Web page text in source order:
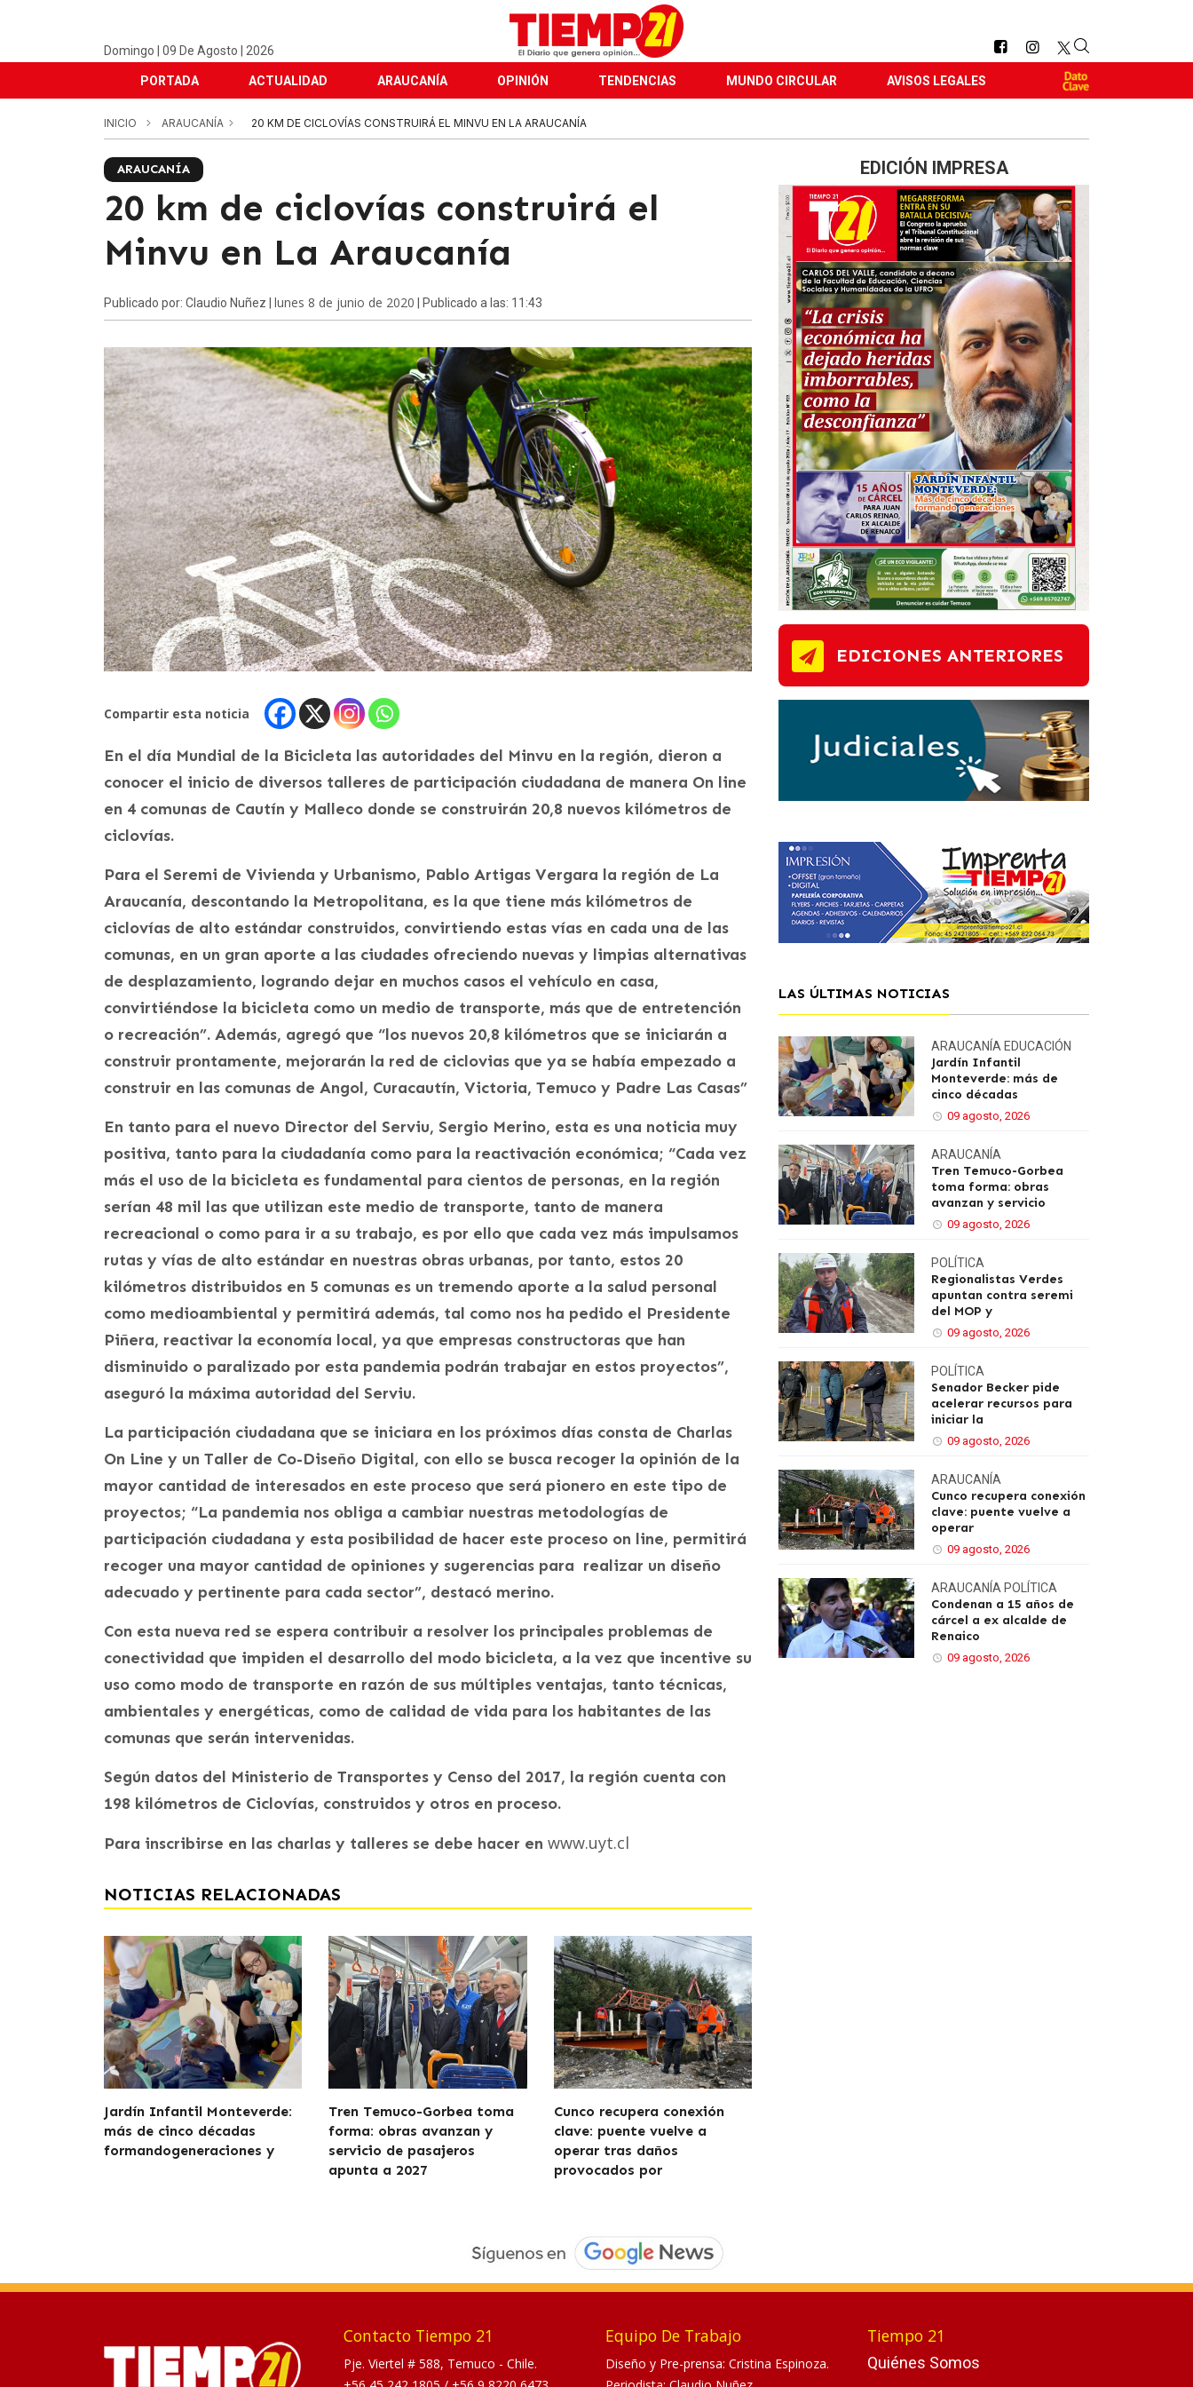
Domingo | 09 De Agosto | 2026
PORTADA ACTUALIDAD ARAUCANÍA OPINIÓN TENDENCIAS MUNDO CIRCULAR AVISOS LEGALES
INICIO ARAUCANÍA 20 KM DE CICLOVÍAS CONSTRUIRÁ EL MINVU EN LA ARAUCANÍA
ARAUCANÍA
20 km de ciclovías construirá el
Minvu en La Araucanía
Publicado por: Claudio Nuñez | lunes 8 de junio de 2020 | Publicado a las: 11:43
Compartir esta noticia
En el día Mundial de la Bicicleta las autoridades del Minvu en la región, dieron a
conocer el inicio de diversos talleres de participación ciudadana de manera On line
en 4 comunas de Cautín y Malleco donde se construirán 20,8 nuevos kilómetros de
ciclovías.
Para el Seremi de Vivienda y Urbanismo, Pablo Artigas Vergara la región de La
Araucanía, descontando la Metropolitana, es la que tiene más kilómetros de
ciclovías de alto estándar construidos, convirtiendo estas vías en cada una de las
comunas, en un gran aporte a las ciudades ofreciendo nuevas y limpias alternativas
de desplazamiento, logrando dejar en muchos casos el vehículo en casa,
convirtiéndose la bicicleta como un medio de transporte, más que de entretención
o recreación”. Además, agregó que “los nuevos 20,8 kilómetros que se iniciarán a
construir prontamente, mejorarán la red de ciclovias que ya se había empezado a
construir en las comunas de Angol, Curacautín, Victoria, Temuco y Padre Las Casas”
En tanto para el nuevo Director del Serviu, Sergio Merino, esta es una noticia muy
positiva, tanto para la ciudadanía como para la reactivación económica; “Cada vez
más el uso de la bicicleta es fundamental para cientos de personas, en la región
serían 48 mil las que utilizan este medio de transporte, tanto de manera
recreacional o como para ir a su trabajo, es por ello que cada vez más impulsamos
rutas y vías de alto estándar en nuestras obras urbanas, por tanto, estos 20
kilómetros distribuidos en 5 comunas es un tremendo aporte a la salud personal
como medioambiental y permitirá además, tal como nos ha pedido el Presidente
Piñera, reactivar la economía local, ya que empresas constructoras que han
disminuido o paralizado por esta pandemia podrán trabajar en estos proyectos”,
aseguró la máxima autoridad del Serviu.
La participación ciudadana que se iniciara en los próximos días consta de Charlas
On Line y un Taller de Co-Diseño Digital, con ello se busca recoger la opinión de la
mayor cantidad de interesados en este proceso que será pionero en este tipo de
proyectos; “La pandemia nos obliga a cambiar nuestras metodologías de
participación ciudadana y esta posibilidad de hacer este proceso on line, permitirá
recoger una mayor cantidad de opiniones y sugerencias para realizar un diseño
adecuado y pertinente para cada sector”, destacó merino.
Con esta nueva red se espera contribuir a resolver los principales problemas de
conectividad que impiden el desarrollo del modo bicicleta, a la vez que incentive su
uso como modo de transporte en razón de sus múltiples ventajas, tanto técnicas,
ambientales y energéticas, como de calidad de vida para los habitantes de las
comunas que serán intervenidas.
Según datos del Ministerio de Transportes y Censo del 2017, la región cuenta con
198 kilómetros de Ciclovías, construidos y otros en proceso.
Para inscribirse en las charlas y talleres se debe hacer en www.uyt.cl
NOTICIAS RELACIONADAS
Jardín Infantil Monteverde:
más de cinco décadas
formandogeneraciones y
Tren Temuco-Gorbea toma
forma: obras avanzan y
servicio de pasajeros
apunta a 2027
Cunco recupera conexión
clave: puente vuelve a
operar tras daños
provocados por
EDICIÓN IMPRESA
EDICIONES ANTERIORES
LAS ÚLTIMAS NOTICIAS
ARAUCANÍA EDUCACIÓN
Jardín Infantil
Monteverde: más de
cinco décadas
09 agosto, 2026
ARAUCANÍA
Tren Temuco-Gorbea
toma forma: obras
avanzan y servicio
09 agosto, 2026
POLÍTICA
Regionalistas Verdes
apuntan contra seremi
del MOP y
09 agosto, 2026
POLÍTICA
Senador Becker pide
acelerar recursos para
iniciar la
09 agosto, 2026
ARAUCANÍA
Cunco recupera conexión
clave: puente vuelve a
operar
09 agosto, 2026
ARAUCANÍA POLÍTICA
Condenan a 15 años de
cárcel a ex alcalde de
Renaico
09 agosto, 2026
Contacto Tiempo 21
Pje. Viertel # 588, Temuco - Chile.
Equipo De Trabajo
Diseño y Pre-prensa: Cristina Espinoza.
Tiempo 21
Quiénes Somos